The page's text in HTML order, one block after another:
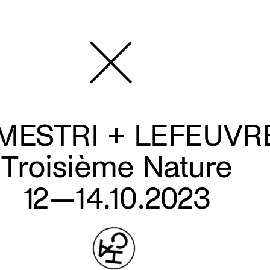
+
Troisième Nature
12—14.10.2023